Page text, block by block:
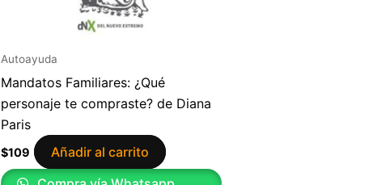
Autoayuda
Mandatos Familiares: ¿Qué
personaje te compraste? de Diana
Paris
$109
Añadir al carrito